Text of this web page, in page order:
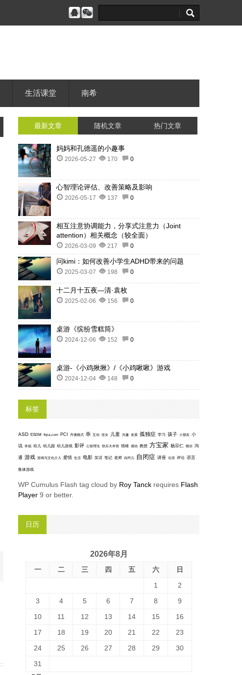
生活课堂 南希
最新文章 随机文章 热门文章
妈妈和孔德遥的小趣事
2026-05-27 170 0
心智理论评估、改善策略及影响
2026-05-17 137 0
相互注意协调能力，分享式注意力（Joint
attention）相关概念（较全面）
2026-03-09 217 0
问kimi：如何改善小学生ADHD带来的问题
2025-03-07 198 0
十二月十五夜—清·袁枚
2025-02-06 156 0
桌游《缤纷雪糕筒》
2024-12-06 152 0
桌游-《小鸡揪揪》/《小鸡啾啾》游戏
2024-12-04 148 0
标签
ASD ESDM fbjia.com PCI 丹佛模式 乖 互动 侄女 儿童 兴趣 发展 孤独症 学习 孩子 小朋友 小
说 幸福 幼儿 幼儿园 幼儿游戏 影评 心智理论 快乐大本营 情绪 感动 教授 方宝家 杨宗仁 模仿 沟
通 游戏 游戏与文化介入 爱情 生活 电影 笑话 笔记 老师 自闭儿 自闭症 讲座 论语 评论 语言
集体游戏
WP Cumulus Flash tag cloud by Roy Tanck requires Flash
Player 9 or better.
日历
2026年8月
一 二 三 四 五 六
日
1
2
3
4 5 6 7 8
9
10
11 12 13 14 15
16
17
18 19 20 21 22
23
24
25 26 27 28 29
30
31